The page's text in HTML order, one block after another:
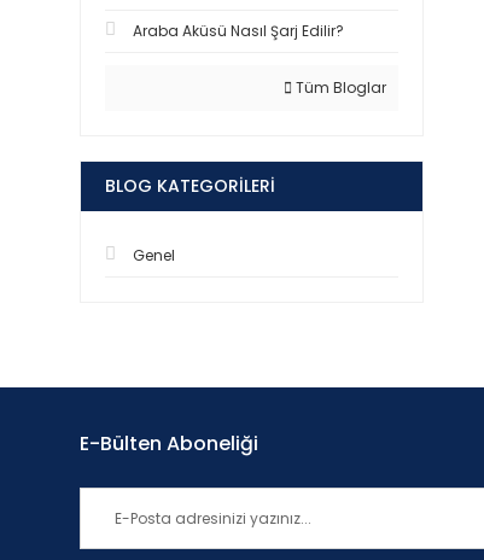
Araba Aküsü Nasıl Şarj Edilir?
Tüm Bloglar
BLOG KATEGORILERI
Genel
E-Bülten Aboneliği